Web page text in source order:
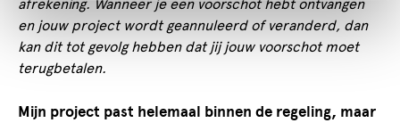
afrekening. Wanneer je een voorschot hebt ontvangen
en jouw project wordt geannuleerd of veranderd, dan
kan dit tot gevolg hebben dat jij jouw voorschot moet
terugbetalen.
Mijn project past helemaal binnen de regeling, maar